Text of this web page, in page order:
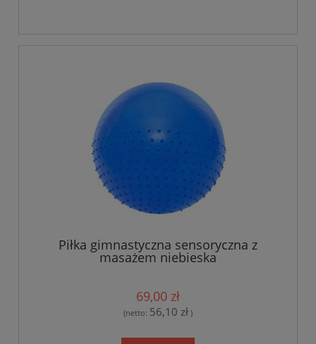
Piłka gimnastyczna sensoryczna z
masażem niebieska
69,00 zł
(netto: 56,10 zł )